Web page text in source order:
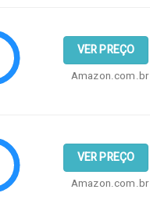
VER PREÇO
Amazon.com.br
VER PREÇO
Amazon.com.br